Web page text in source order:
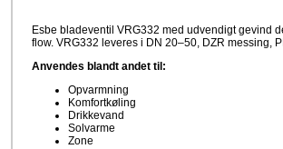
Esbe bladeventil VRG332 med udvendigt gevind
flow. VRG332 leveres i DN 20–50, DZR messing,
Anvendes blandt andet til:
Opvarmning
Komfortkøling
Drikkevand
Solvarme
Zone